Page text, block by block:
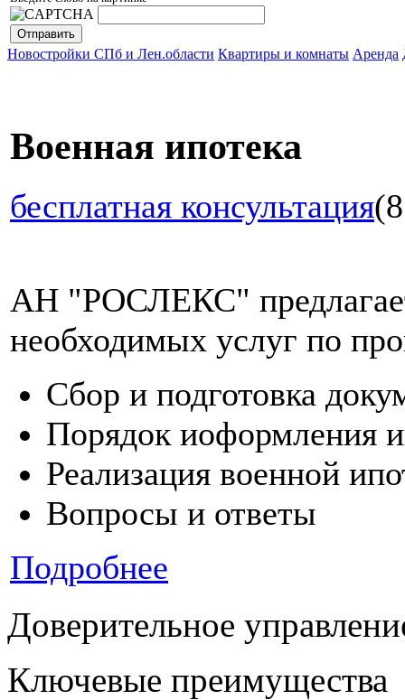
Новостройки СПб и Лен.области Квартиры и комнаты Аренда
Военная ипотека
бесплатная консультация
АН "РОСЛЕКС"
необходимых услуг по
Сбор и подготовка
Порядок иоформления
Реализация военной
Вопросы и ответы
Подробнее
Доверительное
Ключевые преимущества